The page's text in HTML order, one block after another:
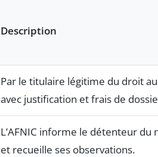
Description
Par le titulaire légitime du droit
avec justification et frais de
L’AFNIC informe le détenteur du
et recueille ses observations.